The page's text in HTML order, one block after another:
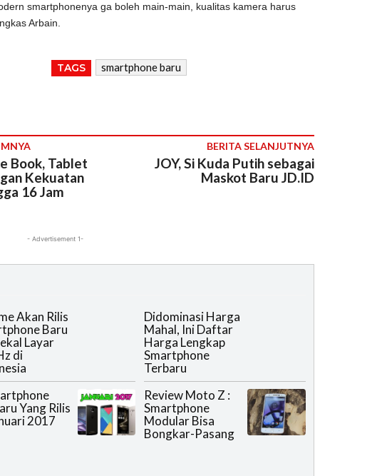
smartphonenya ga boleh main-main, kualitas kamera harus
Arbain.
TAGS smartphone baru
Book, Tablet
Kekuatan
16 Jam
BERITA SELANJUTNYA
JOY, Si Kuda Putih sebagai
Maskot Baru JD.ID
- Advertisement 1-
Akan Rilis
Baru
Layar
di
Didominasi Harga
Mahal, Ini Daftar
Harga Lengkap
Smartphone
Terbaru
Yang Rilis
2017
Review Moto Z :
Smartphone
Modular Bisa
Bongkar-Pasang